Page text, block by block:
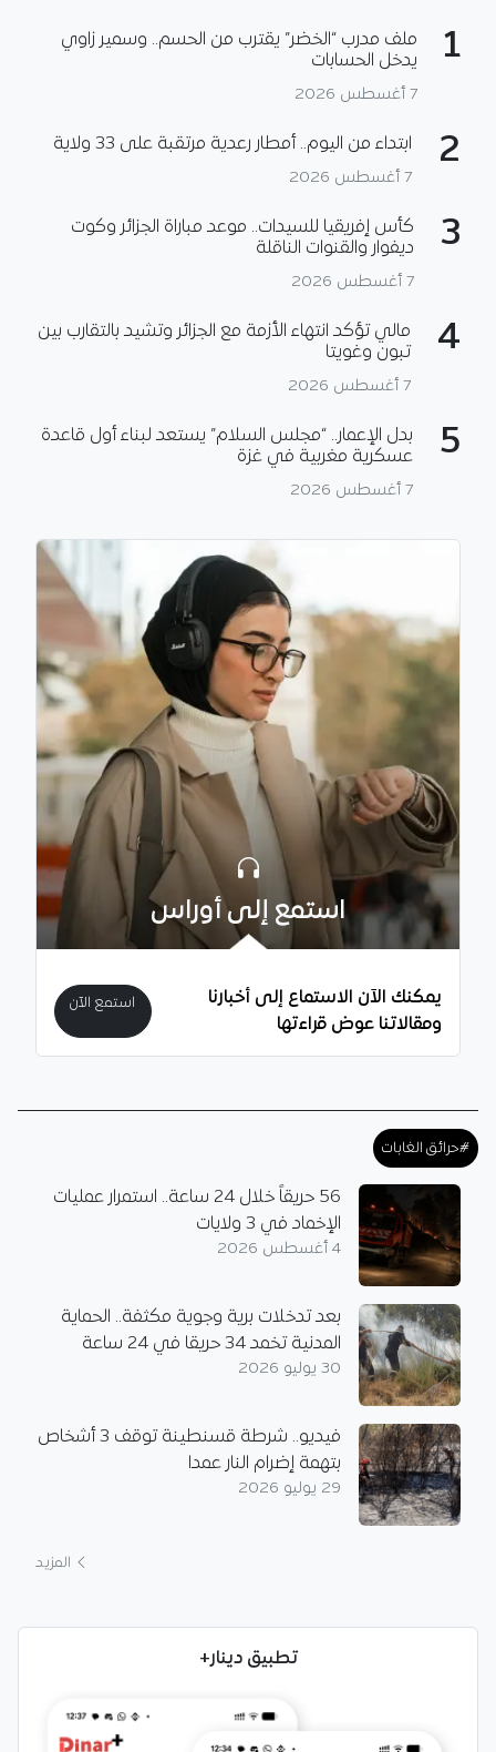
1
ملف مدرب “الخضر” يقترب من الحسم.. وسمير زاوي
يدخل الحسابات
7 أغسطس 2026
2 ابتداء من اليوم.. أمطار رعدية مرتقبة على 33 ولاية
7 أغسطس 2026
3
كأس إفريقيا للسيدات.. موعد مباراة الجزائر وكوت
ديفوار والقنوات الناقلة
7 أغسطس 2026
4
مالي تؤكد انتهاء الأزمة مع الجزائر وتشيد بالتقارب بين
تبون وغويتا
7 أغسطس 2026
5
بدل الإعمار.. “مجلس السلام” يستعد لبناء أول قاعدة
عسكرية مغربية في غزة
7 أغسطس 2026
استمع إلى أوراس
يمكنك الآن الاستماع إلى أخبارنا
ومقالاتنا عوض قراءتها
استمع الآن
#حرائق الغابات
56 حريقاً خلال 24 ساعة.. استمرار عمليات
الإخماد في 3 ولايات
4 أغسطس 2026
بعد تدخلات برية وجوية مكثفة.. الحماية
المدنية تخمد 34 حريقا في 24 ساعة
30 يوليو 2026
فيديو.. شرطة قسنطينة توقف 3 أشخاص
بتهمة إضرام النار عمدا
29 يوليو 2026
المزيد
تطبيق دينار+